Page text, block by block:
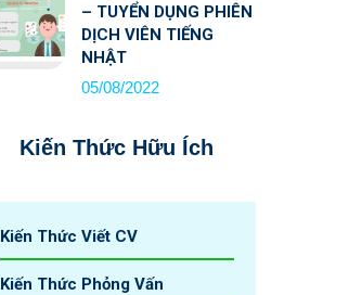
– TUYỂN DỤNG PHIÊN
DỊCH VIÊN TIẾNG
NHẬT
05/08/2022
Kiến Thức Hữu Ích
Kiến Thức Viết CV
Kiến Thức Phỏng Vấn